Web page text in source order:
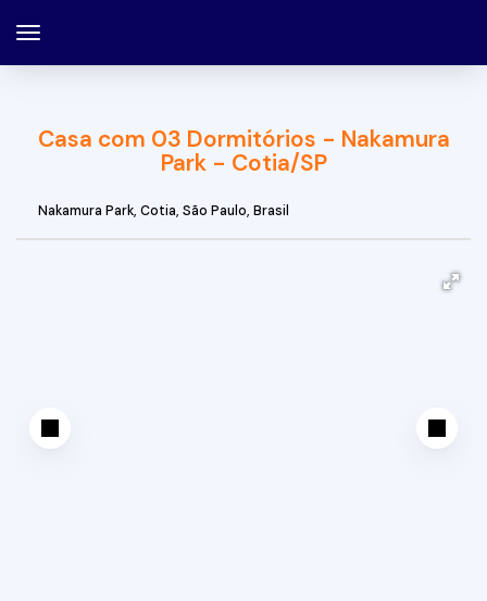
Casa com 03 Dormitórios - Nakamura
Park - Cotia/SP
Nakamura Park, Cotia, São Paulo, Brasil